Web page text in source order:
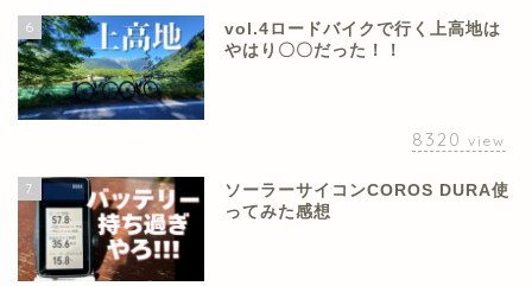
6
vol.4ロードバイクで行く上高地は
やはり〇〇だった！！
8320 view
7
ソーラーサイコンCOROS DURA使
ってみた感想